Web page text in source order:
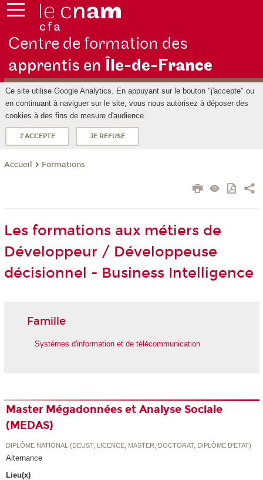
Centre de formation des
apprentis en Île-de-France
Ce site utilise Google Analytics. En appuyant sur le bouton "j'accepte" ou
en continuant à naviguer sur le site, vous nous autorisez à déposer des
cookies à des fins de mesure d'audience.
J'ACCEPTE JE REFUSE
Accueil Formations
Les formations aux métiers de
Développeur / Développeuse
décisionnel - Business Intelligence
Famille
Systèmes d'information et de télécommunication
Master Mégadonnées et Analyse Sociale
(MEDAS)
DIPLÔME NATIONAL (DEUST, LICENCE, MASTER, DOCTORAT, DIPLÔME D'ETAT)
Alternance
Lieu(x)